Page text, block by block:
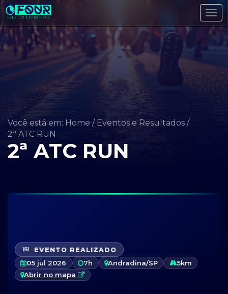
Você está em: Home / Eventos e Resultados /
2ª ATC RUN
2ª ATC RUN
EVENTO REALIZADO
05 jul 2026 7h Andradina/SP
5km
Abrir no mapa